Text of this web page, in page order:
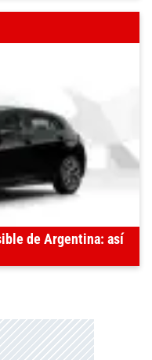
de Argentina: así